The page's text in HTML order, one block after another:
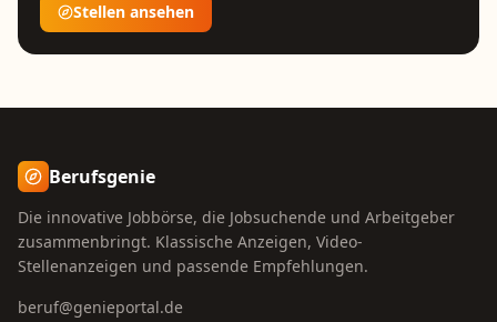
Stellen ansehen
Berufsgenie
Die innovative Jobbörse, die Jobsuchende und Arbeitgeber
zusammenbringt. Klassische Anzeigen, Video-
Stellenanzeigen und passende Empfehlungen.
beruf@genieportal.de